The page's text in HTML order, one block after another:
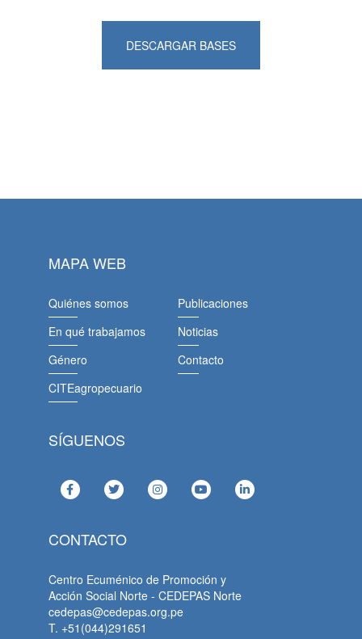
DESCARGAR BASES
MAPA WEB
Quiénes somos
En qué trabajamos
Género
CITEagropecuario
Publicaciones
Noticias
Contacto
SÍGUENOS
CONTACTO
Centro Ecuménico de Promoción y
Acción Social Norte - CEDEPAS Norte
cedepas@cedepas.org.pe
T. +51(044)291651